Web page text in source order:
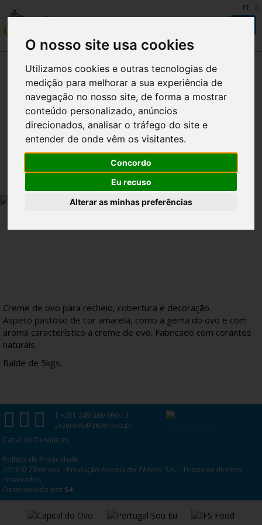
O nosso site usa cookies
Utilizamos cookies e outras tecnologias de
medição para melhorar a sua experiência de
navegação no nosso site, de forma a mostrar
conteúdo personalizado, anúncios
direcionados, analisar o tráfego do site e
entender de onde vêm os visitantes.
Concordo
Eu recuso
Alterar as minhas preferências
Produtos
Produção
Qualidade
Notícias
PT
Creme de ovo para recheio, cobertura e decoração.
Aspeto pastoso de cor amarela, como a gema do ovo e com
aroma característico a creme de ovo. Fabricado com corantes
naturais.
Balde de 5kgs.
T +351 249 360 060 / 3
zezerovo@zezerovo.pt
Canal de Denúncias
Política de Privacidade
2016 © Zêzerovo - Produção Avícola do Zêzere, S.A. - Todos os direitos
reservados
Desenvolvido por S4